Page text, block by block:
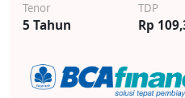
Tenor
5 Tahun
TDP
Rp